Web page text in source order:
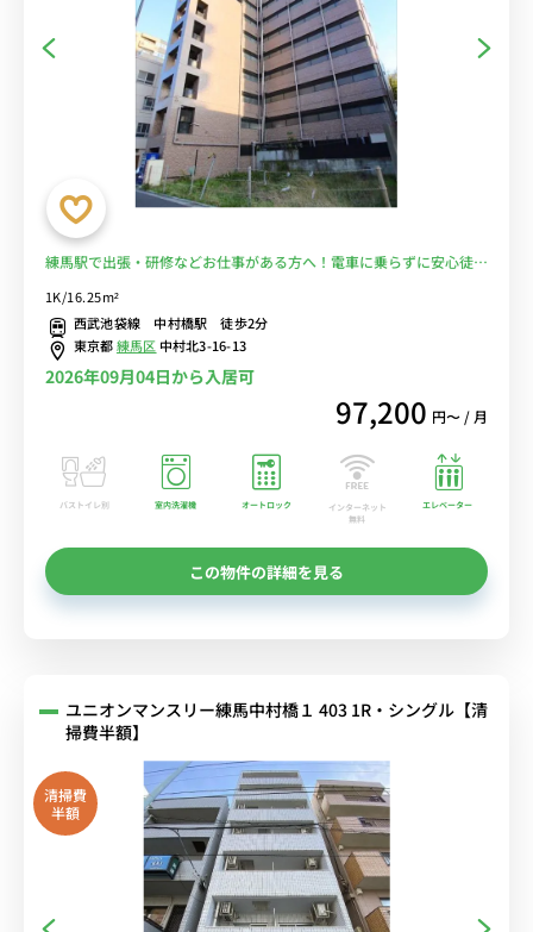
練馬駅で出張・研修などお仕事がある方へ！電車に乗らずに安心徒歩
Fi格安レンタル中！
1K/16.25m²
西武池袋線 中村橋駅 徒歩2分
東京都練馬区 中村北3-16-13
2026年09月04日から入居可
97,200 円〜 / 月
バストイレ別 室内洗濯機 オートロック
インターネット
無料
エレベーター
この物件の詳細を見る
ユニオンマンスリー練馬中村橋１ 403 1R・シングル【清
掃費半額】
清掃費
半額